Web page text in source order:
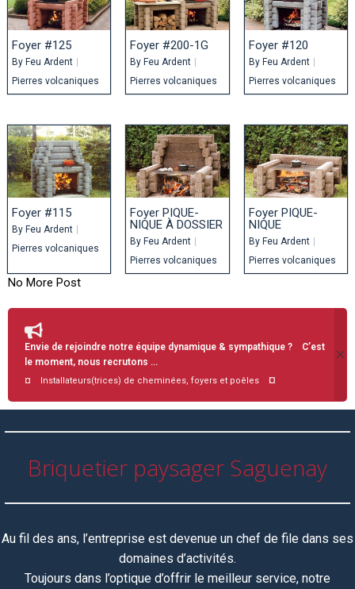
Foyer #125
By Feu Ardent
Pierres volcaniques
Foyer #200-1G
By Feu Ardent
Pierres volcaniques
Foyer #120
By Feu Ardent
Pierres volcaniques
Foyer #115
By Feu Ardent |
Pierres volcaniques
Foyer PIQUE-
NIQUE À DOSSIER
ByFeu Ardent |
Pierres volcaniques
Foyer PIQUE-
NIQUE
By Feu Ardent |
Pierres volcaniques
No More Post
Envie de rejoindre notre équipe dynamique & sympathique ? C’est
le moment, nous recrutons …
¤ Installateurs(trices) de cheminées, foyers et poêles ¤
Briquetier paysager Saguenay
Au fil des ans, l’entreprise est devenue un chef de file dans ses
domaines d’activités.
Toujours dans l’optique d’offrir le meilleur service, notre